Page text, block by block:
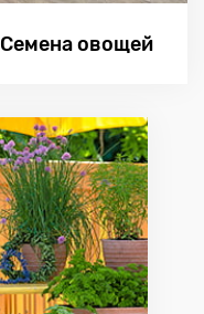
Семена овощей